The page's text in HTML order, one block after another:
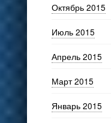
Октябрь 2015
Июль 2015
Апрель 2015
Март 2015
Январь 2015